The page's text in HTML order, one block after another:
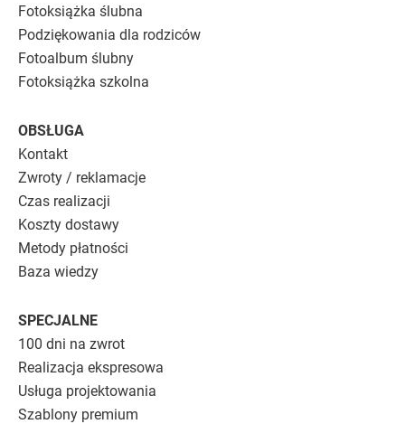
Fotoksiążka ślubna
Podziękowania dla rodziców
Fotoalbum ślubny
Fotoksiążka szkolna
OBSŁUGA
Kontakt
Zwroty / reklamacje
Czas realizacji
Koszty dostawy
Metody płatności
Baza wiedzy
SPECJALNE
100 dni na zwrot
Realizacja ekspresowa
Usługa projektowania
Szablony premium